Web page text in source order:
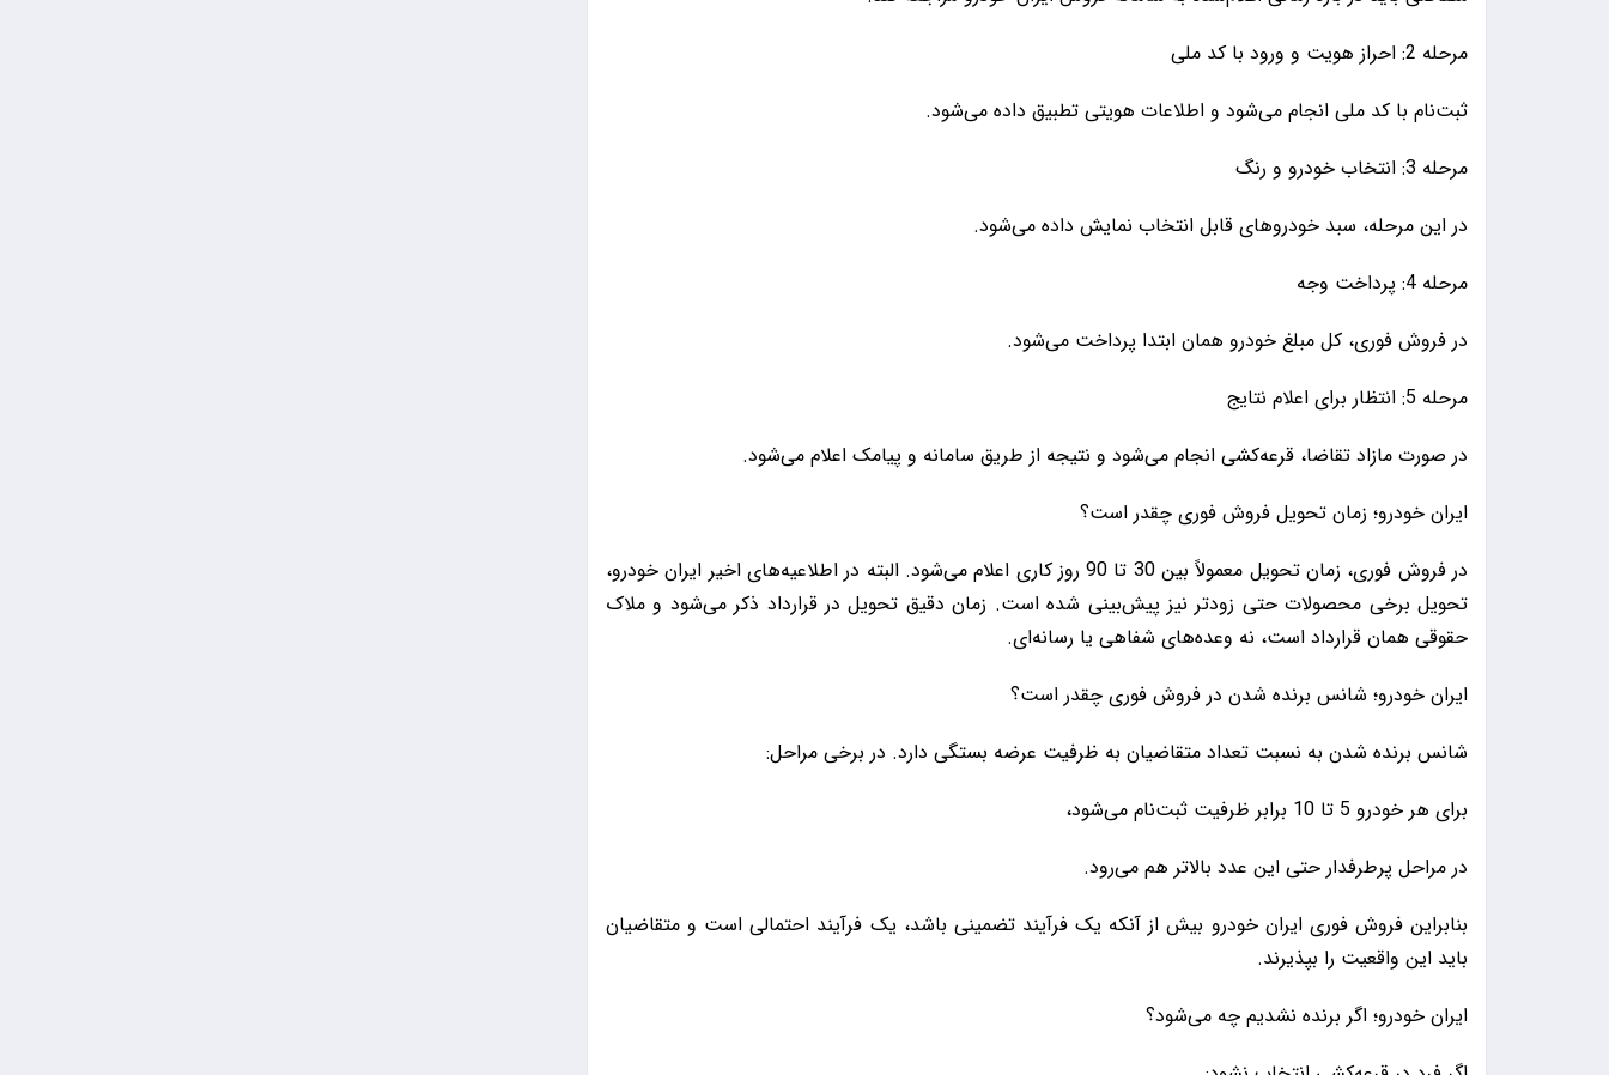
مرحله 2: احراز هویت و ورود با کد ملی
ثبت‌نام با کد ملی انجام می‌شود و اطلاعات هویتی تطبیق داده می‌شود.
مرحله 3: انتخاب خودرو و رنگ
در این مرحله، سبد خودروهای قابل انتخاب نمایش داده می‌شود.
مرحله 4: پرداخت وجه
در فروش فوری، کل مبلغ خودرو همان ابتدا پرداخت می‌شود.
مرحله 5: انتظار برای اعلام نتایج
در صورت مازاد تقاضا، قرعه‌کشی انجام می‌شود و نتیجه از طریق سامانه و پیامک اعلام می‌شود.
ایران خودرو؛ زمان تحویل فروش فوری چقدر است؟
در فروش فوری، زمان تحویل معمولاً بین 30 تا 90 روز کاری اعلام می‌شود. البته در اطلاعیه‌های اخیر ایران خودرو،
تحویل برخی محصولات حتی زودتر نیز پیش‌بینی شده است. زمان دقیق تحویل در قرارداد ذکر می‌شود و ملاک
حقوقی همان قرارداد است، نه وعده‌های شفاهی یا رسانه‌ای.
ایران خودرو؛ شانس برنده شدن در فروش فوری چقدر است؟
شانس برنده شدن به نسبت تعداد متقاضیان به ظرفیت عرضه بستگی دارد. در برخی مراحل:
برای هر خودرو 5 تا 10 برابر ظرفیت ثبت‌نام می‌شود،
در مراحل پرطرفدار حتی این عدد بالاتر هم می‌رود.
بنابراین فروش فوری ایران خودرو بیش از آنکه یک فرآیند تضمینی باشد، یک فرآیند احتمالی است و متقاضیان
باید این واقعیت را بپذیرند.
ایران خودرو؛ اگر برنده نشدیم چه می‌شود؟